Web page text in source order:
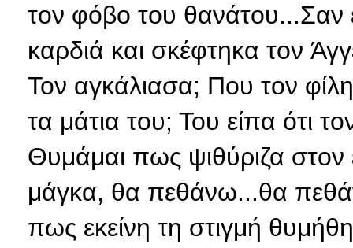
τον φόβο του θανάτου...Σαν
καρδιά και σκέφτηκα τον
Τον αγκάλιασα; Που τον
τα μάτια του; Του είπα ότι
Θυμάμαι πως ψιθύριζα
μάγκα, θα πεθάνω...θα
πως εκείνη τη στιγμή